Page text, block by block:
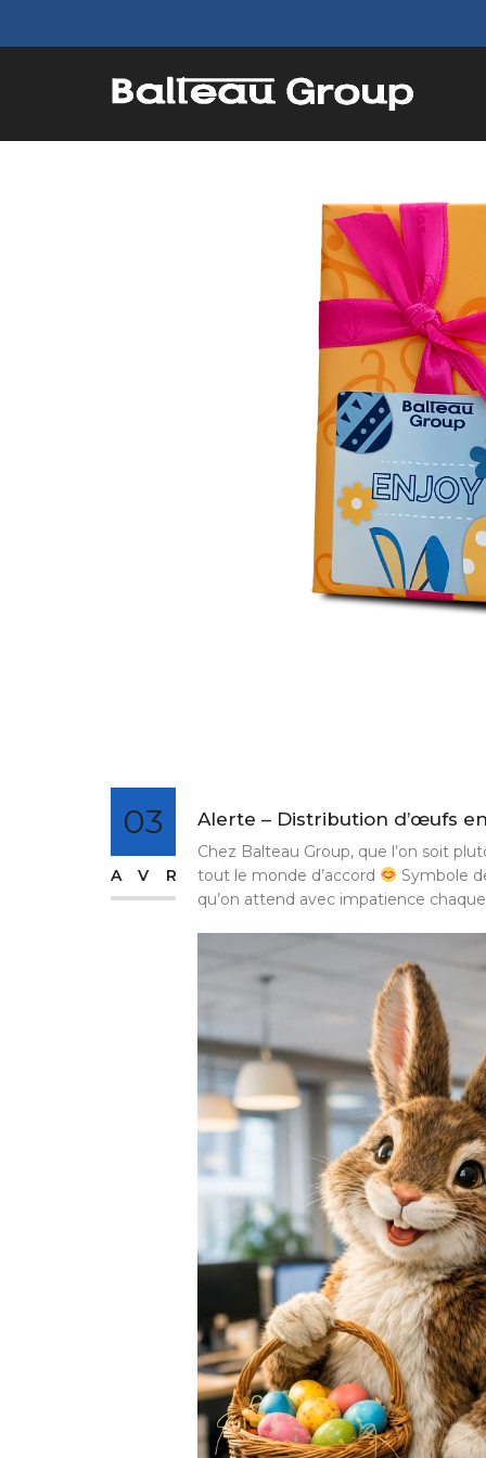
03
AVR
Alerte – Distribution d’œufs
Chez Balteau Group, que l’on soit
tout le monde d’accord
Symbole
qu’on attend avec impatience